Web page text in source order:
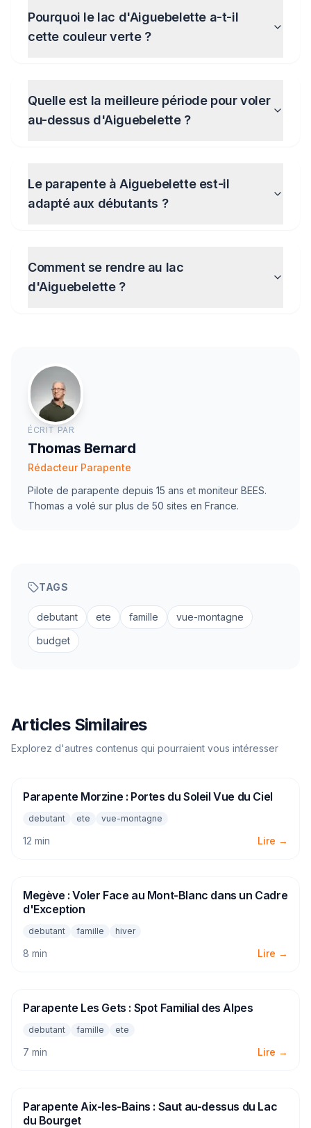
Pourquoi le lac d'Aiguebelette a-t-il
cette couleur verte ?
Quelle est la meilleure période pour voler
au-dessus d'Aiguebelette ?
Le parapente à Aiguebelette est-il
adapté aux débutants ?
Comment se rendre au lac
d'Aiguebelette ?
ÉCRIT PAR
Thomas Bernard
Rédacteur Parapente
Pilote de parapente depuis 15 ans et moniteur BEES.
Thomas a volé sur plus de 50 sites en France.
TAGS
debutant ete famille
vue-montagne
budget
Articles Similaires
Explorez d'autres contenus qui pourraient vous intéresser
PARAPENTE
Parapente Morzine : Portes du Soleil Vue du Ciel
debutant ete vue-montagne
12 min Lire →
PARAPENTE
Megève : Voler Face au Mont-Blanc dans un Cadre
d'Exception
debutant famille hiver
8 min Lire →
PARAPENTE
Parapente Les Gets : Spot Familial des Alpes
debutant famille ete
7 min Lire →
PARAPENTE
Parapente Aix-les-Bains : Saut au-dessus du Lac
du Bourget